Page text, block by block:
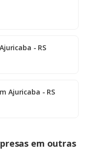
- RS
Ajuricaba - RS
em outras